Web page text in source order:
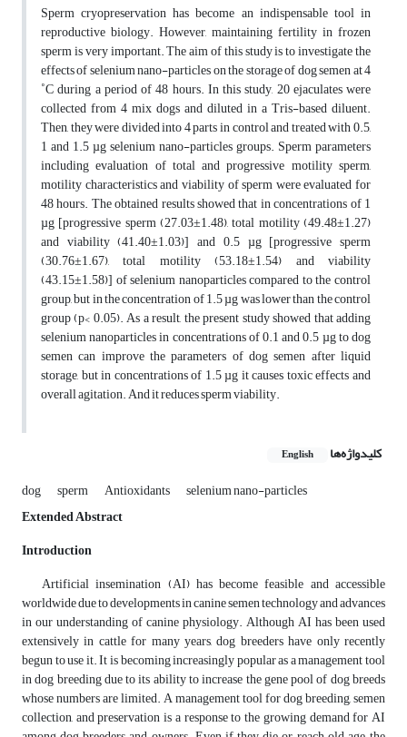
Sperm cryopreservation has become an indispensable tool in
reproductive biology. However, maintaining fertility in frozen
sperm is very important. The aim of this study is to investigate the
effects of selenium nano-particles on the storage of dog semen at 4
˚C during a period of 48 hours. In this study, 20 ejaculates were
collected from 4 mix dogs and diluted in a Tris-based diluent.
Then, they were divided into 4 parts in control and treated with 0.5,
1 and 1.5 µg selenium nano-particles groups. Sperm parameters
including evaluation of total and progressive motility sperm,
motility characteristics and viability of sperm were evaluated for
48 hours. The obtained results showed that in concentrations of 1
µg [progressive sperm (27.03±1.48), total motility (49.48±1.27)
and viability (41.40±1.03)] and 0.5 µg [progressive sperm
(30.76±1.67), total motility (53.18±1.54) and viability
(43.15±1.58)] of selenium nanoparticles compared to the control
group, but in the concentration of 1.5 µg was lower than the control
group (p< 0.05). As a result, the present study showed that adding
selenium nanoparticles in concentrations of 0.1 and 0.5 µg to dog
semen can improve the parameters of dog semen after liquid
storage, but in concentrations of 1.5 µg it causes toxic effects and
overall agitation. And it reduces sperm viability.
کلیدواژه‌ها English
dog sperm Antioxidants
selenium nano-particles
Extended Abstract
Introduction
Artificial insemination (AI) has become feasible and accessible
worldwide due to developments in canine semen technology and advances
in our understanding of canine physiology. Although AI has been used
extensively in cattle for many years, dog breeders have only recently
begun to use it. It is becoming increasingly popular as a management tool
in dog breeding due to its ability to increase the gene pool of dog breeds
whose numbers are limited. A management tool for dog breeding, semen
collection, and preservation is a response to the growing demand for AI